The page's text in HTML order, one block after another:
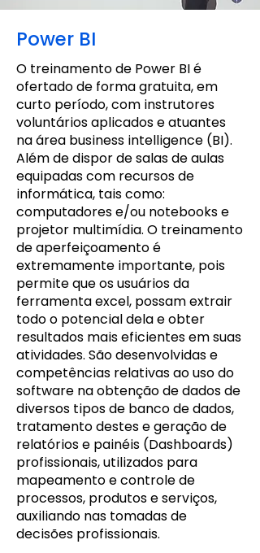
Power BI
O treinamento de Power BI é
ofertado de forma gratuita, em
curto período, com instrutores
voluntários aplicados e atuantes
na área business intelligence (BI).
Além de dispor de salas de aulas
equipadas com recursos de
informática, tais como:
computadores e/ou notebooks e
projetor multimídia. O treinamento
de aperfeiçoamento é
extremamente importante, pois
permite que os usuários da
ferramenta excel, possam extrair
todo o potencial dela e obter
resultados mais eficientes em suas
atividades. São desenvolvidas e
competências relativas ao uso do
software na obtenção de dados de
diversos tipos de banco de dados,
tratamento destes e geração de
relatórios e painéis (Dashboards)
profissionais, utilizados para
mapeamento e controle de
processos, produtos e serviços,
auxiliando nas tomadas de
decisões profissionais.